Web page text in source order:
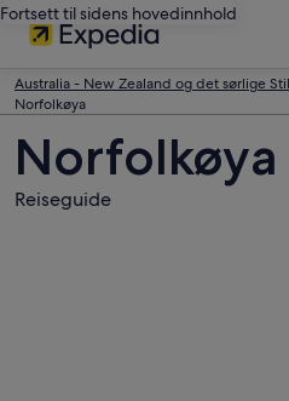
Fortsett til sidens hovedinnhold
Australia - New Zealand og det sørlige
Norfolkøya
Norfolkøya
Reiseguide